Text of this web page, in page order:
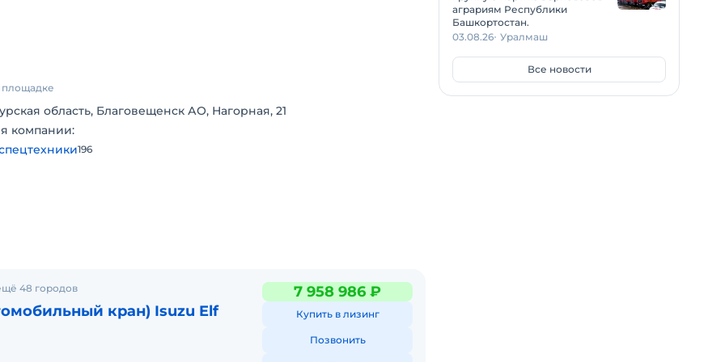
и одинаково эффективно справляется как с точными
на высоте.
площадке
область, Благовещенск АО, Нагорная, 21
компании:
196
48 городов
кран) Isuzu Elf
7 958 986 ₽
Купить в лизинг
Позвонить
аграриям Республики
Башкортостан.
03.08.26 Уралмаш
Все новости